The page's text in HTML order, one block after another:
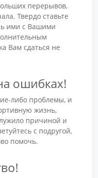
перерывов,
Твердо ставьте
ими с Вашими
Вам сдаться не
ошибках!
либо проблемы, и
жизнь,
причиной и
с подругой,
помочь.